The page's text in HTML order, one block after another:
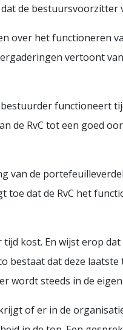
de bestuursvoorzitter
over het functioneren
vertoont
functioneert
de RvC tot een goed
van de
dat de RvC het
kost. En wijst erop
dat deze
wordt steeds in de
of er in de